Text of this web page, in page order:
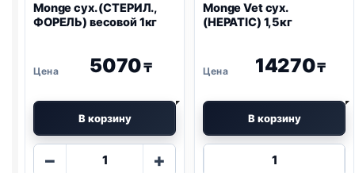
Monge сух. (СТЕРИЛ.,
ФОРЕЛЬ) весовой 1кг
5070₸
В корзину
−
Количество
+
Monge Vet сух.
(HEPATIC) 1,5кг
14270₸
В корзину
Количество